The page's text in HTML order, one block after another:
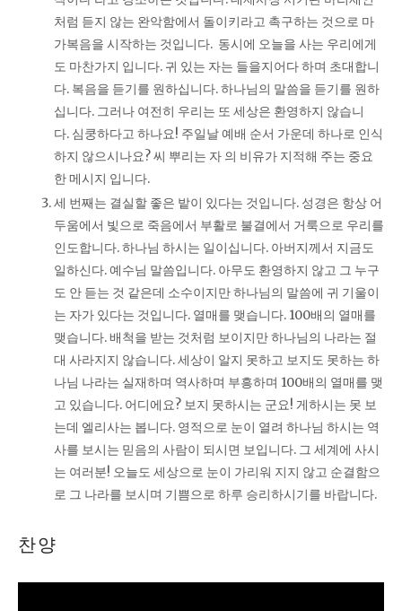
처럼 듣지 않는 완악함에서 돌이키라고 촉구하는 것으로 마
가복음을 시작하는 것입니다. 동시에 오늘을 사는 우리에게
도 마찬가지 입니다. 귀 있는 자는 들을지어다 하며 초대합니
다. 복음을 듣기를 원하십니다. 하나님의 말씀을 듣기를 원하
십니다. 그러나 여전히 우리는 또 세상은 환영하지 않습니
다. 심쿵하다고 하나요! 주일날 예배 순서 가운데 하나로 인식
하지 않으시나요? 씨 뿌리는 자 의 비유가 지적해 주는 중요
한 메시지 입니다.
세 번째는 결실할 좋은 밭이 있다는 것입니다. 성경은 항상 어
두움에서 빛으로 죽음에서 부활로 불결에서 거룩으로 우리를
인도합니다. 하나님 하시는 일이십니다. 아버지께서 지금도
일하신다. 예수님 말씀입니다. 아무도 환영하지 않고 그 누구
도 안 듣는 것 같은데 소수이지만 하나님의 말씀에 귀 기울이
는 자가 있다는 것입니다. 열매를 맺습니다. 100배의 열매를
맺습니다. 배척을 받는 것처럼 보이지만 하나님의 나라는 절
대 사라지지 않습니다. 세상이 알지 못하고 보지도 못하는 하
나님 나라는 실재하며 역사하며 부흥하며 100배의 열매를 맺
고 있습니다. 어디에요? 보지 못하시는 군요! 게하시는 못 보
는데 엘리사는 봅니다. 영적으로 눈이 열려 하나님 하시는 역
사를 보시는 믿음의 사람이 되시면 보입니다. 그 세계에 사시
는 여러분! 오늘도 세상으로 눈이 가리워 지지 않고 순결함으
로 그 나라를 보시며 기쁨으로 하루 승리하시기를 바랍니다.
찬양